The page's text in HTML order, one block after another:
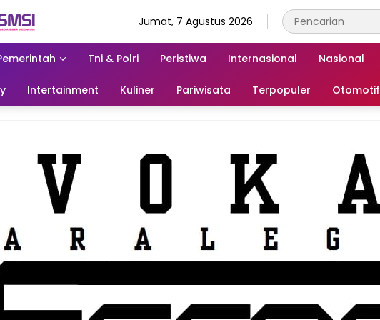
Jumat, 7 Agustus 2026
Tni & Polri Peristiwa Internasional Nasional
Intertainment Kuliner Pariwisata Terpopuler Otomotif